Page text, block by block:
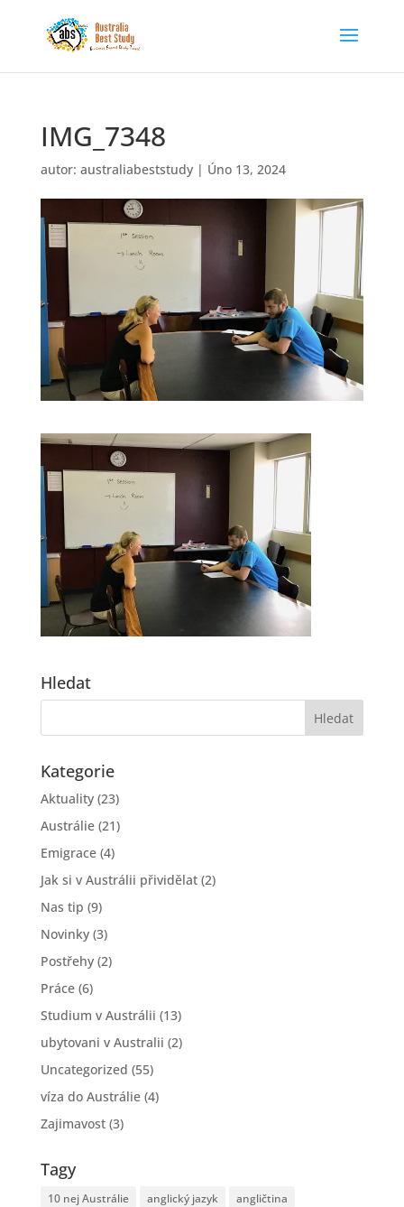
IMG_7348
autor: australiabeststudy| Úno 13, 2024
Hledat
Kategorie
Aktuality(23)
Austrálie(21)
Emigrace(4)
Jak si v Austrálii přividělat(2)
Nas tip (9)
Novinky(3)
Postřehy(2)
Práce(6)
Studium v Austrálii (13)
ubytovani v Australii (2)
Uncategorized (55)
víza do Austrálie(4)
Zajimavost(3)
Tagy
10 nej Austrálie anglický jazyk
angličtina